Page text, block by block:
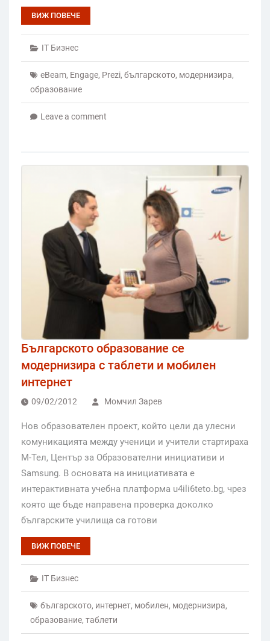
ВИЖ ПОВЕЧЕ
IT Бизнес
eBeam, Engage, Prezi, българското, модернизира,
образование
Leave a comment
Българското образование се
модернизира с таблети и мобилен
интернет
09/02/2012 Момчил Зарев
Нов образователен проект, който цели да улесни
комуникацията между ученици и учители стартираха
М-Тел, Център за Образователни инициативи и
Samsung. В основата на инициативата е
интерактивната учебна платформа u4ili6teto.bg, чрез
която ще бъде направена проверка доколко
българските училища са готови
ВИЖ ПОВЕЧЕ
IT Бизнес
българското, интернет, мобилен, модернизира,
образование, таблети